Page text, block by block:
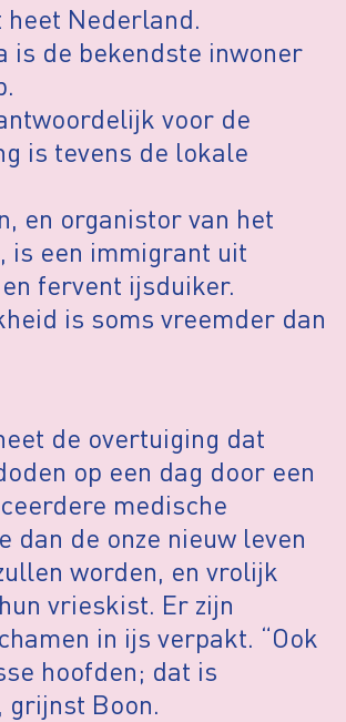
heet Nederland.
is de bekendste inwoner
voor de
is tevens de lokale
en organistor van het
is een immigrant uit
fervent ijsduiker.
is soms vreemder dan
de overtuiging dat
op een dag door een
medische
dan de onze nieuw leven
worden, en vrolijk
vrieskist. Er zijn
in ijs verpakt. “Ook
hoofden; dat is
grijnst Boon.